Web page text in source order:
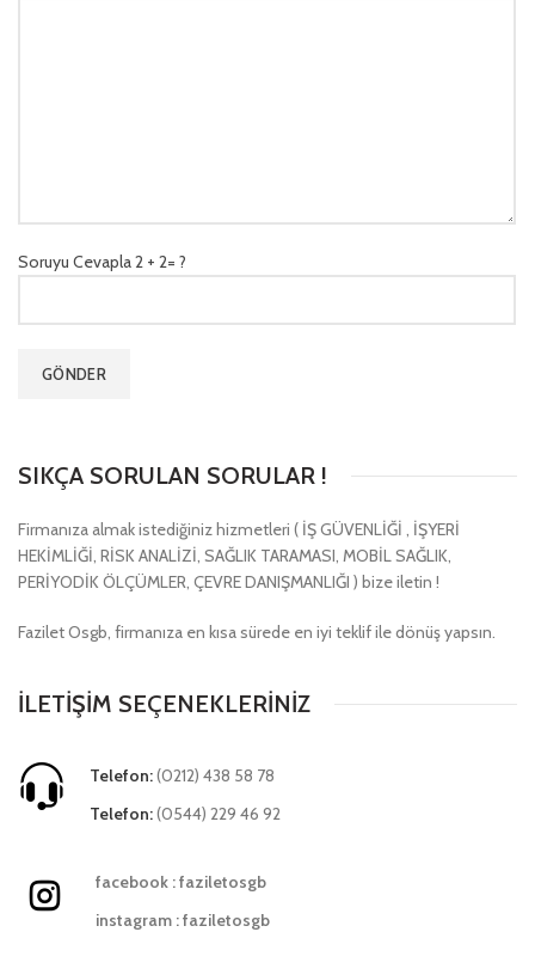
Soruyu Cevapla 2 + 2= ?
SIKÇA SORULAN SORULAR !
Firmanıza almak istediğiniz hizmetleri ( İŞ GÜVENLİĞİ , İŞYERİ
HEKİMLİĞİ, RİSK ANALİZİ, SAĞLIK TARAMASI, MOBİL SAĞLIK,
PERİYODİK ÖLÇÜMLER, ÇEVRE DANIŞMANLIĞI ) bize iletin !
Fazilet Osgb, firmanıza en kısa sürede en iyi teklif ile dönüş yapsın.
İLETİŞİM SEÇENEKLERİNİZ
Telefon:(0212) 438 58 78
Telefon:(0544) 229 46 92
facebook : faziletosgb
instagram : faziletosgb